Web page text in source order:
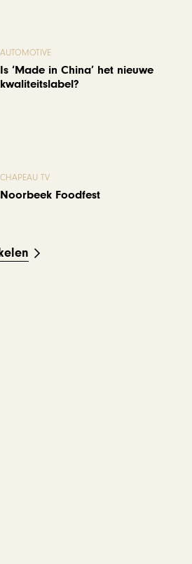
AUTOMOTIVE
Is ‘Made in China’ het nieuwe
kwaliteitslabel?
CHAPEAU TV
Noorbeek Foodfest